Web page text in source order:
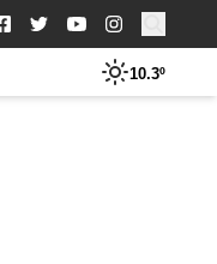
Buscar:
10.3º